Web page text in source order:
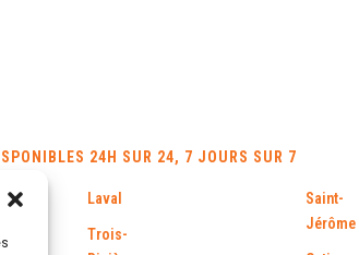
24H SUR 24, 7 JOURS SUR 7
Laval
Trois-
Saint-
Jérôme